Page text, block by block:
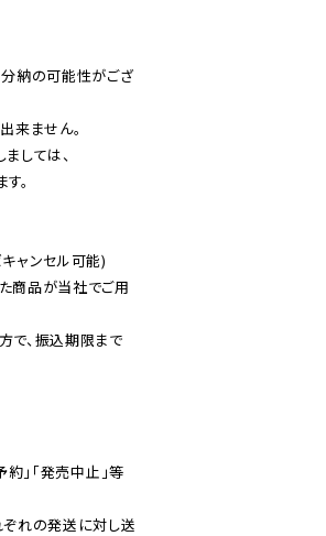
分納の可能性がござ
来ません。
しては、
。
ャンセル可能)
商品が当社でご用
で、振込期限まで
約」「発売中止」等
れの発送に対し送